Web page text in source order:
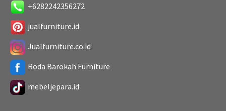
+6282242356272
jualfurniture.id
Jualfurniture.co.id
Roda Barokah Furniture
mebeljepara.id